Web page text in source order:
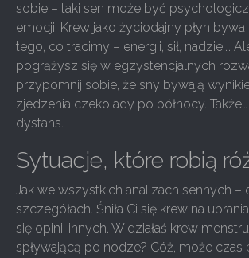
sobie – taki sen może być
emocji. Krew jako życiodajny płyn
tego, co tracimy – energii, sił, nadziei…
pogrążysz się w egzystencjalnych
przypomnij sobie, że sny bywają
zjedzenia czekolady po północy.
dystans.
Sytuacje, które robią
Jak we wszystkich analizach sennych –
szczegółach. Śniła Ci się krew na
się opinii innych. Widziałaś krew
spływającą po nodze? Cóż, może czas